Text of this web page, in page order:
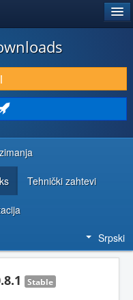
Tehnički zahtevi
Srpski
Stable